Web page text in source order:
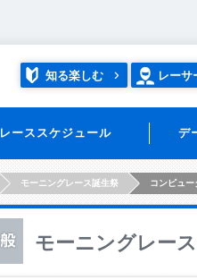
知る楽しむ レーサ
レーススケジュール デ
モーニングレース誕生祭 コンピュー
モーニングレー